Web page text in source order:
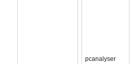
pcanalyser